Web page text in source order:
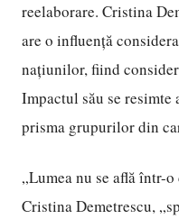
reelaborare. Cristina
are o influență
națiunilor, fiind
Impactul său se resimte
prisma grupurilor din
„Lumea nu se află într-
Cristina Demetrescu,